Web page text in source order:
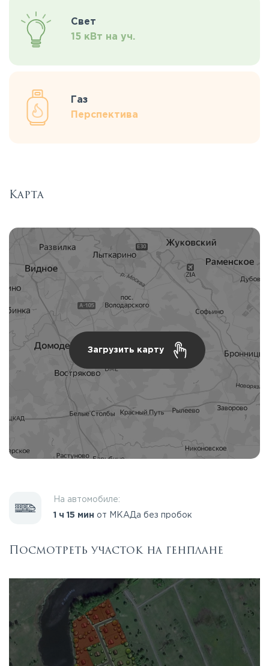
Свет
15 кВт на уч.
Газ
Перспектива
Карта
Загрузить карту
На автомобиле:
1 ч 15 мин от МКАДа без пробок
Посмотреть участок на генплане